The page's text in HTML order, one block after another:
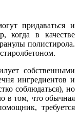
придаваться и
когда в качестве
полистирола.
собственными
ингредиентов и
соблюдаться), но
в том, что обычная
требуется